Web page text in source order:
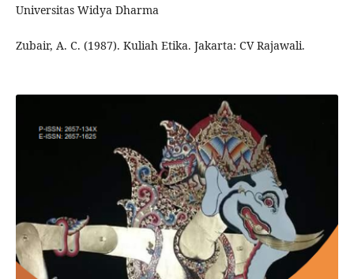
Universitas Widya Dharma
Zubair, A. C. (1987). Kuliah Etika. Jakarta: CV Rajawali.